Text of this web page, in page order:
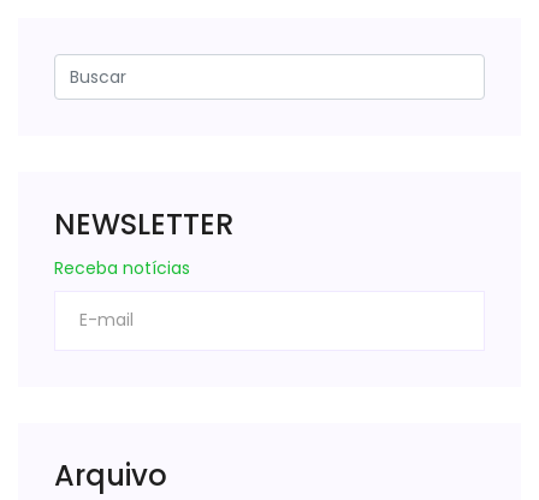
NEWSLETTER
Receba notícias
Arquivo